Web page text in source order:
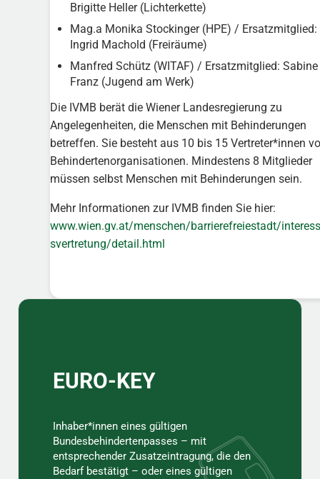
Brigitte Heller (Lichterkette)
Mag.a Monika Stockinger (HPE) / Ersatzmitglied:
Ingrid Machold (Freiräume)
Manfred Schütz (WITAF) / Ersatzmitglied: Sabine
Franz (Jugend am Werk)
Die IVMB berät die Wiener Landesregierung zu
Angelegenheiten, die Menschen mit Behinderungen
betreffen. Sie besteht aus 10 bis 15 Vertreter*innen
Behindertenorganisationen. Mindestens 8 Mitglieder
müssen selbst Menschen mit Behinderungen sein.
Mehr Informationen zur IVMB finden Sie hier:
www.wien.gv.at/menschen/barrierefreiestadt/
svertretung/detail.html
Sidebar
EURO-KEY
Inhaber*innen eines gültigen
Bundesbehindertenpasses – mit
entsprechender Zusatzeintragung, die den
Bedarf bestätigt – oder eines gültigen